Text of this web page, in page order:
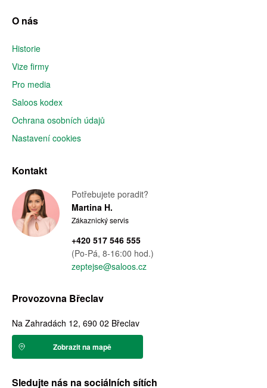
O nás
Historie
Vize firmy
Pro media
Saloos kodex
Ochrana osobních údajů
Nastavení cookies
Kontakt
Potřebujete poradit?
Martina H.
Zákaznický servis
+420 517 546 555
(Po-Pá, 8-16:00 hod.)
zeptejse@saloos.cz
Provozovna Břeclav
Na Zahradách 12, 690 02 Břeclav
Zobrazit na mapě
Sledujte nás na sociálních sítích